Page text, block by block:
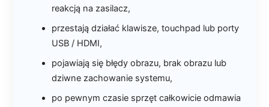
reakcją na zasilacz,
przestają działać klawisze, touchpad lub porty
USB / HDMI,
pojawiają się błędy obrazu, brak obrazu lub
dziwne zachowanie systemu,
po pewnym czasie sprzęt całkowicie odmawia